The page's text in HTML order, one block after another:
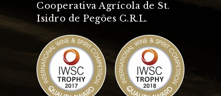
Cooperativa Agrícola de St.
Isidro de Pegões C.R.L.